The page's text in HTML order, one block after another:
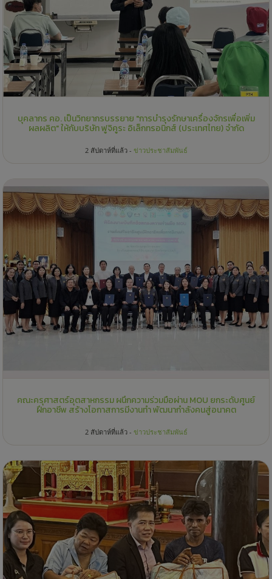
บุคลากร คอ. เป็นวิทยากรบรรยาย "การบำรุงรักษาเครื่องจักรเพื่อเพิ่ม
ผลผลิต" ให้กับบริษัท ฟูจิคูระ อิเล็กทรอนิกส์ (ประเทศไทย) จำกัด
2 สัปดาห์ที่แล้ว - ข่าวประชาสัมพันธ์
คณะครุศาสตร์อุตสาหกรรม ผนึกความร่วมมือผ่าน MOU ยกระดับศูนย์
ฝึกอาชีพ สร้างโอกาสการมีงานทำ พัฒนากำลังคนสู่อนาคต
2 สัปดาห์ที่แล้ว - ข่าวประชาสัมพันธ์